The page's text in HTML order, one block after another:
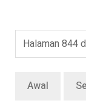
Halaman 844
Awal